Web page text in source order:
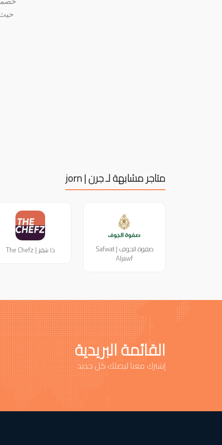
متاجر مشابهة لـ جرن | jorn
صفوة الجوف | Safwat
Aljawf
ذا شفز | The Chefz
القائمة البريدية
إشترك معنا ليصلك كل جديد